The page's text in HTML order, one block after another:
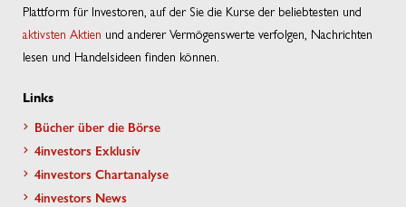
Plattform für Investoren, auf der Sie die Kurse der beliebtesten und
aktivsten Aktien und anderer Vermögenswerte verfolgen, Nachrichten
lesen und Handelsideen finden können.
Links
Bücher über die Börse
4investors Exklusiv
4investors Chartanalyse
4investors News